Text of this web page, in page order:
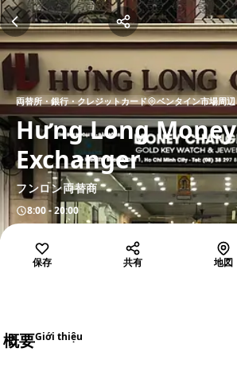
両替所・銀行・クレジットカード ベンタイン市場周辺
Hưng Long Money
Exchanger
フンロン両替商
8:00 - 20:00
保存 共有 地図
概要Giới thiệu